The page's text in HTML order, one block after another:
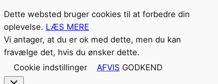
Dette websted bruger cookies til at forbedre din
oplevelse. LÆS MERE
Vi antager, at du er ok med dette, men du kan
fravælge det, hvis du ønsker dette.
Cookie indstillinger
AFVIS GODKEND